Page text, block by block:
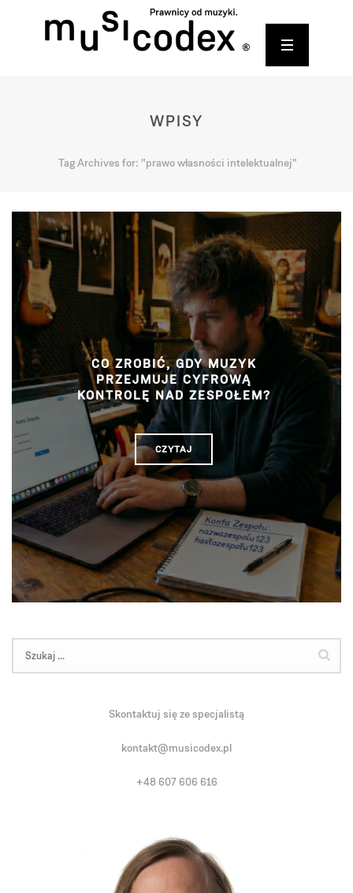
WPISY
Tag Archives for: "prawo własności intelektualnej"
CO ZROBIĆ, GDY MUZYK
PRZEJMUJE CYFROWĄ
KONTROLĘ NAD ZESPOŁEM?
CZYTAJ
Skontaktuj się ze specjalistą
kontakt@musicodex.pl
+48 607 606 616